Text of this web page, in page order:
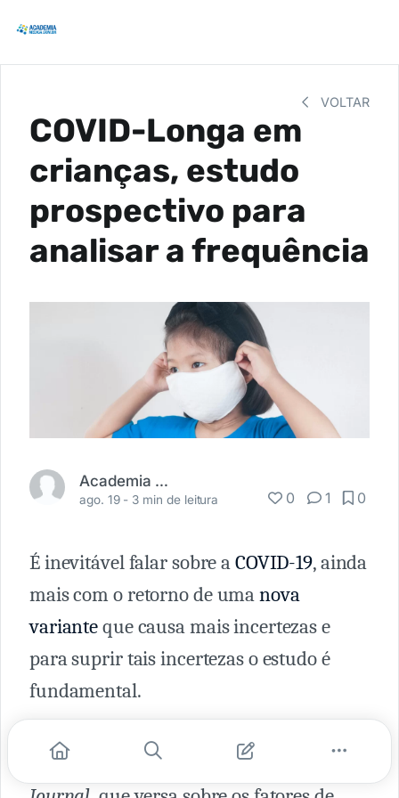
VOLTAR
COVID-Longa em
crianças, estudo
prospectivo para
analisar a frequência
Academia Médica
ago. 19 - 3 min de leitura 0 1 0
É inevitável falar sobre aCOVID-19, ainda
mais com o retorno de umanova
varianteque causa mais incertezas e
para suprir tais incertezas o estudo é
fundamental.
publicado na
European Respiratory